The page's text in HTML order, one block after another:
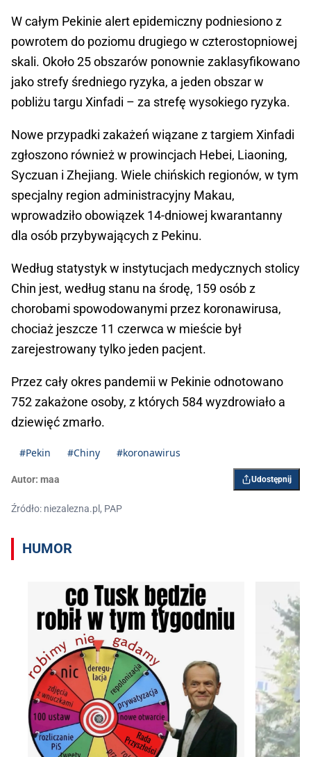
W całym Pekinie alert epidemiczny podniesiono z
powrotem do poziomu drugiego w czterostopniowej
skali. Około 25 obszarów ponownie zaklasyfikowano
jako strefy średniego ryzyka, a jeden obszar w
pobliżu targu Xinfadi – za strefę wysokiego ryzyka.
Nowe przypadki zakażeń wiązane z targiem Xinfadi
zgłoszono również w prowincjach Hebei, Liaoning,
Syczuan i Zhejiang. Wiele chińskich regionów, w tym
specjalny region administracyjny Makau,
wprowadziło obowiązek 14-dniowej kwarantanny
dla osób przybywających z Pekinu.
Według statystyk w instytucjach medycznych stolicy
Chin jest, według stanu na środę, 159 osób z
chorobami spowodowanymi przez koronawirusa,
chociaż jeszcze 11 czerwca w mieście był
zarejestrowany tylko jeden pacjent.
Przez cały okres pandemii w Pekinie odnotowano
752 zakażone osoby, z których 584 wyzdrowiało a
dziewięć zmarło.
#Pekin #Chiny #koronawirus
Autor: maa Udostępnij
Źródło: niezalezna.pl, PAP
HUMOR